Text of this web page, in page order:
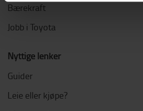
Bærekraft
Jobb i Toyota
Nyttige lenker
Guider
Leie eller kjøpe?